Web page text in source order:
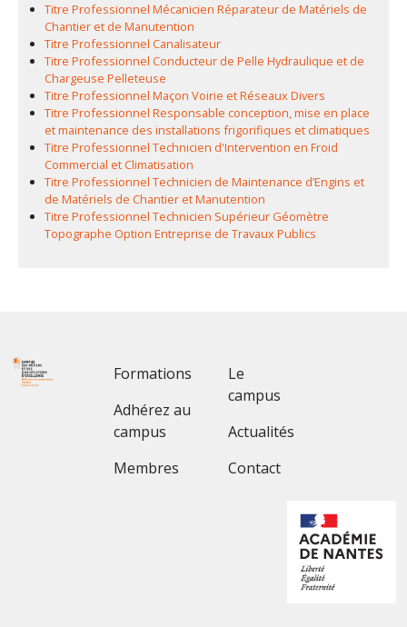
Titre Professionnel Mécanicien Réparateur de Matériels de
Chantier et de Manutention
Titre Professionnel Canalisateur
Titre Professionnel Conducteur de Pelle Hydraulique et de
Chargeuse Pelleteuse
Titre Professionnel Maçon Voirie et Réseaux Divers
Titre Professionnel Responsable conception, mise en place
et maintenance des installations frigorifiques et climatiques
Titre Professionnel Technicien d'Intervention en Froid
Commercial et Climatisation
Titre Professionnel Technicien de Maintenance d’Engins et
de Matériels de Chantier et Manutention
Titre Professionnel Technicien Supérieur Géomètre
Topographe Option Entreprise de Travaux Publics
Footer 1
Formations
Adhérez au
campus
Membres
Footer 2
Le
campus
Actualités
Contact